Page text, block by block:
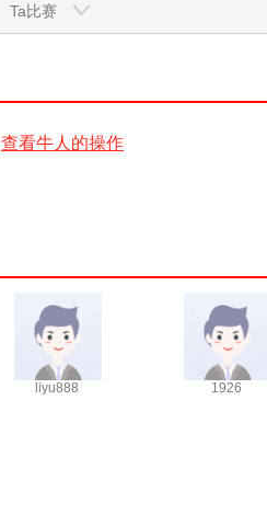
Ta比赛
查看牛人的操作
liyu888 1926